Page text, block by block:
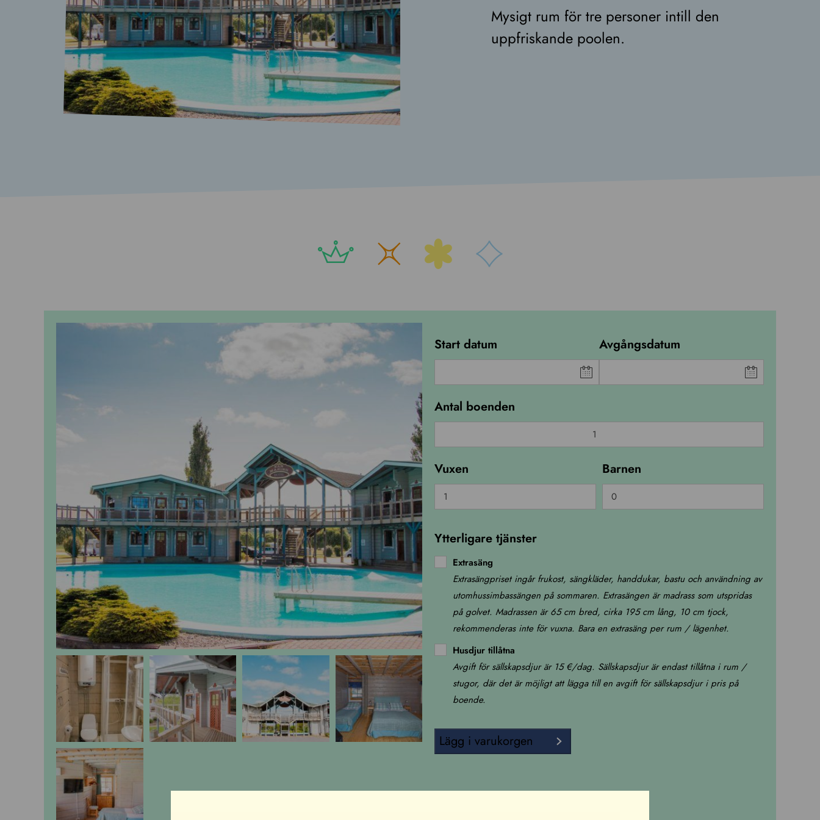
Mysigt rum för tre personer intill den
uppfriskande poolen.
Start datum Avgångsdatum
Antal boenden
H3
quantity
Vuxen Barnen
Ytterligare tjänster
Extrasäng
Extrasängpriset ingår frukost, sängkläder, handdukar, bastu och användning av
utomhussimbassängen på sommaren. Extrasängen är madrass som utspridas
på golvet. Madrassen är 65 cm bred, cirka 195 cm lång, 10 cm tjock,
rekommenderas inte för vuxna. Bara en extrasäng per rum / lägenhet.
Husdjur tillåtna
Avgift för sällskapsdjur är 15 €/dag. Sällskapsdjur är endast tillåtna i rum /
stugor, där det är möjligt att lägga till en avgift för sällskapsdjur i pris på
boende.
Lägg i varukorgen